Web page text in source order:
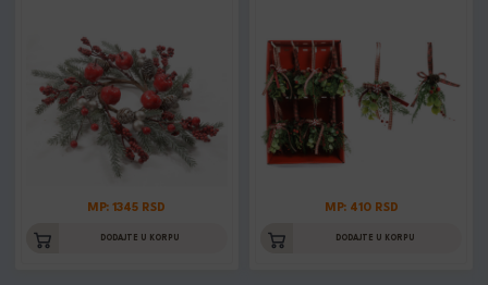
MP: 1345 RSD
DODAJTE U KORPU
MP: 410 RSD
DODAJTE U KORPU